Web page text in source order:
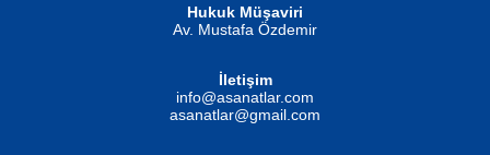
Hukuk Müşaviri
Av. Mustafa Özdemir
İletişim
info@asanatlar.com
asanatlar@gmail.com